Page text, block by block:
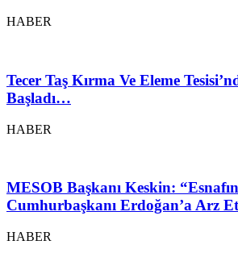
HABER
Tecer Taş Kırma Ve Eleme
Başladı…
HABER
MESOB Başkanı Keskin:
Cumhurbaşkanı Erdoğan’a Arz
HABER